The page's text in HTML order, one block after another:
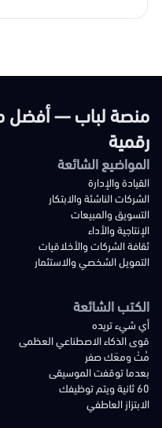
منصة لباب — أفضل
رقمية
المواضيع الشائعة
القيادة والإدارة
الشركات الناشئة والابتكار
التسويق والمبيعات
الإنتاجية والأداء
ثقافة الشركات والأخلاقيات
التمويل الشخصي والاستثمار
الكتب الشائعة
أي شيء تريده
قوى الذكاء الاصطناعي العظمى
مُتْ ومعَك صفر
بعدما توقفت الموسيقى
60 ثانية ويتم توظيفك
الابتزاز العاطفي